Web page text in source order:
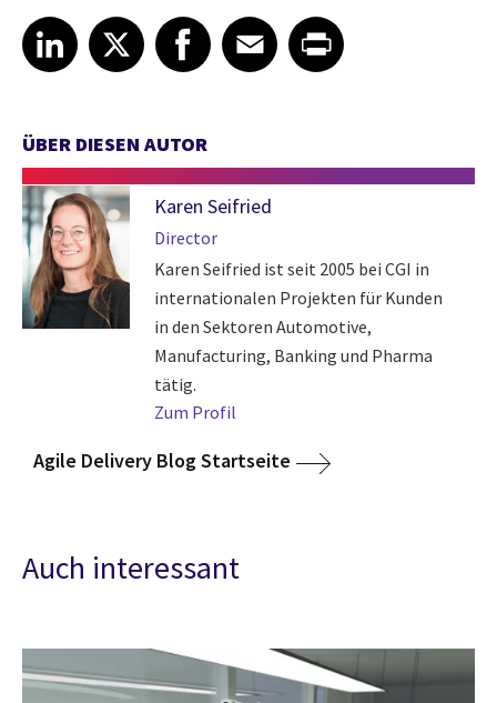
Share article on LinkedIn
LinkedIn
Share article on XShare article on Facebook
Facebook
Share article on Email
EmailShare article on Print
ÜBER DIESEN AUTOR
Karen Seifried
Director
Karen Seifried ist seit 2005 bei CGI in
internationalen Projekten für Kunden
in den Sektoren Automotive,
Manufacturing, Banking und Pharma
tätig.
Zum Profil
Agile Delivery Blog Startseite
Auch interessant